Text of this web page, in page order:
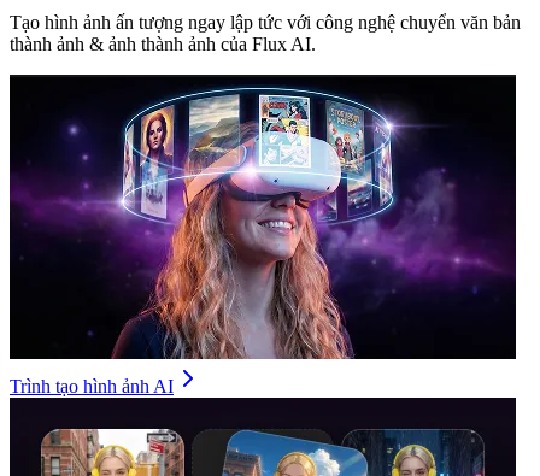
Tạo hình ảnh ấn tượng ngay lập tức với công nghệ chuyển văn bản
thành ảnh & ảnh thành ảnh của Flux AI.
Trình tạo hình ảnh AI